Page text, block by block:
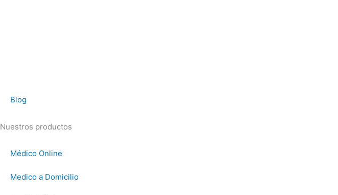
Blog
Nuestros productos
Médico Online
Medico a Domicilio